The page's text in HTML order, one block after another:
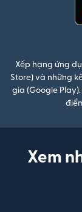
Xếp hạng ứng
Store) và những
gia (Google
Xem